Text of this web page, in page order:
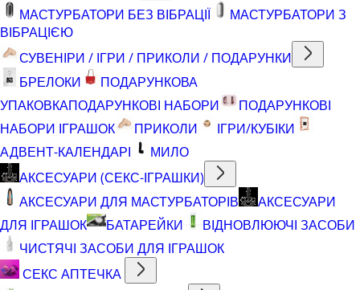
МАСТУРБАТОРИ БЕЗ ВІБРАЦІЇ
МАСТУРБАТОРИ З
ВІБРАЦІЄЮ
СУВЕНІРИ / ІГРИ / ПРИКОЛИ / ПОДАРУНКИ
БРЕЛОКИ
ПОДАРУНКОВА
УПАКОВКАПОДАРУНКОВІ НАБОРИ
ПОДАРУНКОВІ
НАБОРИ ІГРАШОК
ПРИКОЛИ
ІГРИ/КУБІКИ
АДВЕНТ-КАЛЕНДАРІ
МИЛО
АКСЕСУАРИ (СЕКС-ІГРАШКИ)
АКСЕСУАРИ ДЛЯ МАСТУРБАТОРІВ
АКСЕСУАРИ
ДЛЯ ІГРАШОК
БАТАРЕЙКИ
ВІДНОВЛЮЮЧІ ЗАСОБИ
ЧИСТЯЧІ ЗАСОБИ ДЛЯ ІГРАШОК
СЕКС АПТЕЧКА